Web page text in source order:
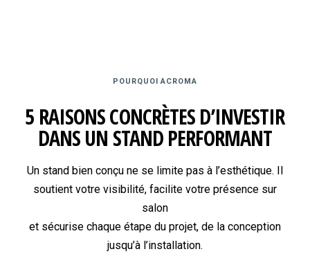
POURQUOI ACROMA
5 RAISONS CONCRÈTES D’INVESTIR
DANS UN STAND PERFORMANT
Un stand bien conçu ne se limite pas à l’esthétique. Il
soutient votre visibilité, facilite votre présence sur
salon
et sécurise chaque étape du projet, de la conception
jusqu’à l’installation.